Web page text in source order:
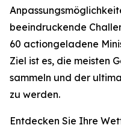
beeindruckende
60 actiongeladene
Ziel ist es, die meisten
sammeln und der
zu werden.
Entdecken Sie Ihre